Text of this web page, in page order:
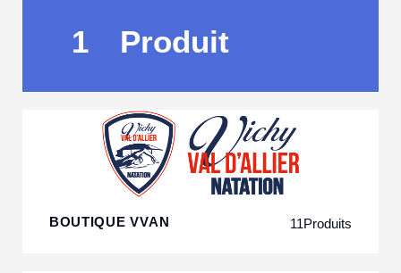
1 Produit
BOUTIQUE VVAN 11Produits